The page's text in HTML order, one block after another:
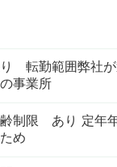
転勤範囲弊社が
事業所
制限 あり 定年
め